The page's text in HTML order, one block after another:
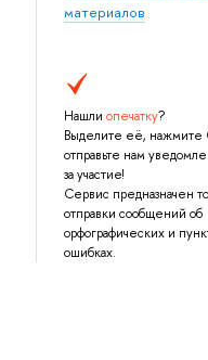
материалов
Нашли опечатку?
Выделите её, нажмите
отправьте нам
за участие!
Сервис предназначен
отправки сообщений об
орфографических и
ошибках.